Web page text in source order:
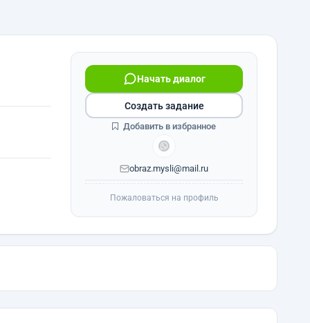
Начать диалог
obraz.mysli@mail.ru
Создать задание
Добавить в избранное
Пожаловаться на профиль